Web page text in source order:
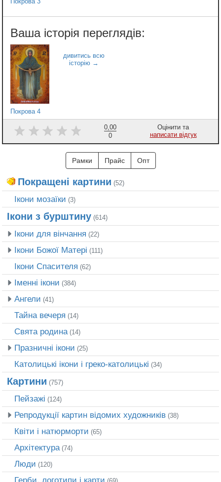
Покрова 4
0,00
0
Оцінити та
написати відгук
Рамки Прайс Опт
Покращені картини (52)
Ікони мозаїки (3)
Ікони з бурштину (614)
Ікони для вінчання (22)
Ікони Божої Матері (111)
Ікони Спасителя (62)
Іменні ікони (384)
Ангели (41)
Тайна вечеря (14)
Свята родина(14)
Празничні ікони (25)
Католицькі ікони і греко-католицькі (34)
Картини (757)
Пейзажі (124)
Репродукції картин відомих художників (38)
Квіти і натюрморти (65)
Архітектура(74)
Люди (120)